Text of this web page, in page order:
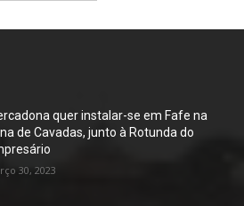
quer instalar-se em Fafe na
de Cavadas, junto à Rotunda do
30, 2023